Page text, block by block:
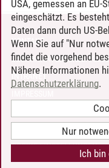
KONTAKT
LEUPHANA ALS
INTRANET
BARRIEREFREIHEIT
COOKIE-EINSTELLUNGEN
USA, gemessen an
eingeschätzt. Es
Daten dann durch US-
Wenn Sie auf "Nur
findet die vorgehend
Nähere Informationen
Datenschutzerklärung.
Nur
Ich bin